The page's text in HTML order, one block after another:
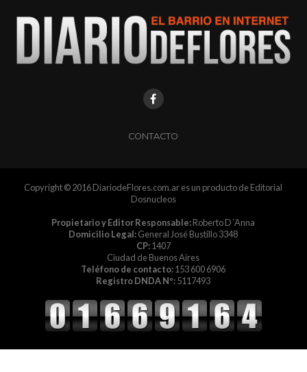
CONTACTO
Copyright © 2016 DiariodeFlores.com.ar es un producto de Editorial
Dosnucleos
Propietario y Editor Responsable:Roberto D´Anna
Domicilio Legal:General José Bustillo 3348
CP:1407
Ciudad de Buenos Aires
Teléfono de contacto:153 600 6906
Registro DNDA Nº:5117493